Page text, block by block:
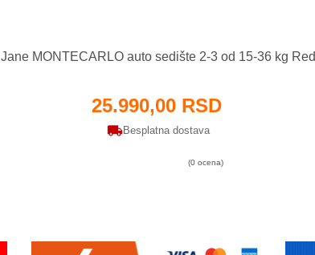
Jane MONTECARLO auto sedište 2-3 od 15-36 kg Red
25.990,00 RSD
Besplatna dostava
(0 ocena)